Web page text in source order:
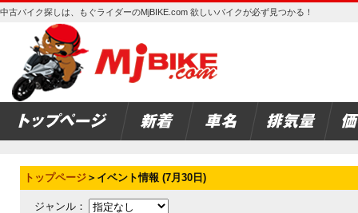
中古バイク探しは、もぐライダーのMjBIKE.com 欲しいバイクが必ず見つかる！
トップページ ＞イベント情報 (7月30日)
ジャンル：